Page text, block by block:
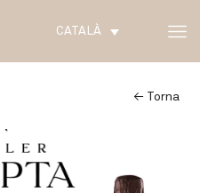
CATALÀ
← Torna